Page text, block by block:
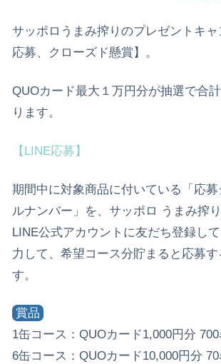
サッポロうまみ搾りのプレゼントキ
応募、クローズド懸賞】。
QUOカード最大１万円分が抽選で合
ります。
【LINE応募】
期間中に対象商品に付いている「応
ルナンバー」を、サッポロ うまみ搾
LINE公式アカウントに友だち登録し
力して、希望コース分貯まると応募す
す。
賞品
1缶コース：QUOカード1,000円分 700
6缶コース：QUOカード10,000円分